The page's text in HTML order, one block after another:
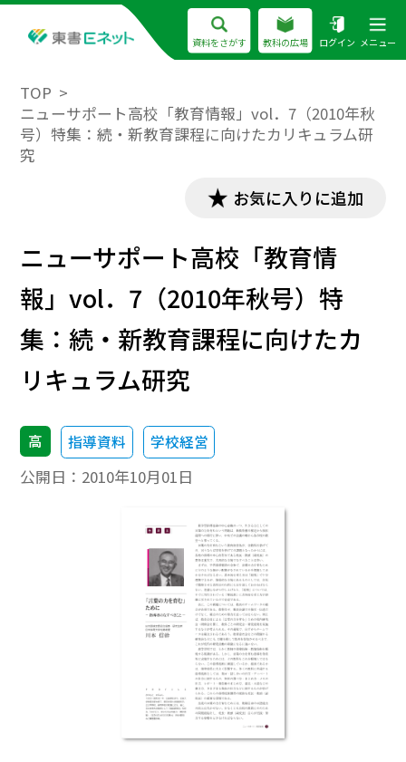
資料をさがす 教科の広場 ログイン メニュー
TOP
ニューサポート高校「教育情報」vol．7（2010年秋
号）特集：続・新教育課程に向けたカリキュラム研
究
お気に入りに追加
ニューサポート高校「教育情
報」vol．7（2010年秋号）特
集：続・新教育課程に向けたカ
リキュラム研究
高 指導資料 学校経営
公開日： 2010年10月01日